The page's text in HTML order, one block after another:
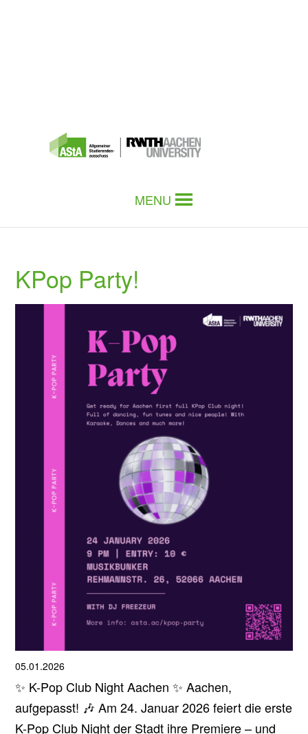
MENU
KPop Party!
05.01.2026
✨ K-Pop Club Night Aachen ✨ Aachen,
aufgepasst! 🎶 Am 24. Januar 2026 feiert die erste
K-Pop Club Night der Stadt ihre Premiere – und